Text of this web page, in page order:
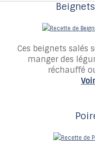
Ces beignets salés
manger des
réchauffé